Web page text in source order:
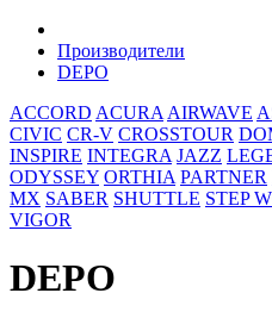
Производители
DEPO
ACCORD ACURA AIRWAVE
CIVIC CR-V CROSSTOUR
INSPIRE INTEGRA JAZZ
ODYSSEY ORTHIA PARTNER
MX SABER SHUTTLE STEP
VIGOR
DEPO